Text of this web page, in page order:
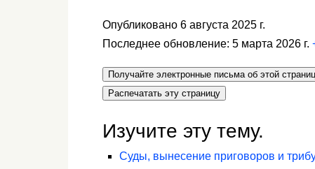
Опубликовано 6 августа 2025 г.
Последнее обновление: 5 марта 2026 г.
Получайте электронные письма об этой
Распечатать эту страницу
Изучите эту тему.
Суды, вынесение приговоров и